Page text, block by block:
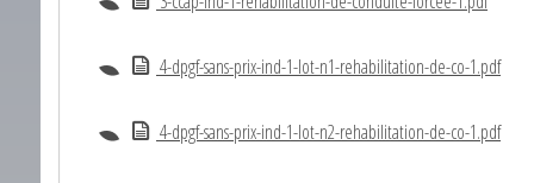
4-dpgf-sans-prix-ind-1-lot-n1-rehabilitation-de-co-1.pdf
4-dpgf-sans-prix-ind-1-lot-n2-rehabilitation-de-co-1.pdf